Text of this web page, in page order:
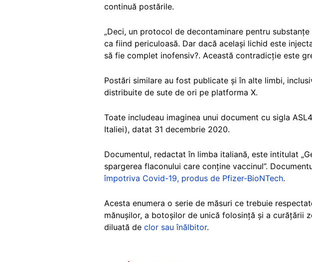
continuă postările.
„Deci, un protocol de decontaminare pentru
ca fiind periculoasă. Dar dacă același lichid este
să fie complet inofensiv?. Această contradicție este
Postări similare au fost publicate și în alte limbi,
distribuite de sute de ori pe platforma X.
Toate includeau imaginea unui document cu sigla
Italiei), datat 31 decembrie 2020.
Documentul, redactat în limba italiană, este intitulat
spargerea flaconului care conține vaccinul”.
împotriva Covid-19, produs de Pfizer-BioNTech.
Acesta enumera o serie de măsuri ce trebuie
mănușilor, a botoșilor de unică folosință și a
diluată de clor sau înălbitor.